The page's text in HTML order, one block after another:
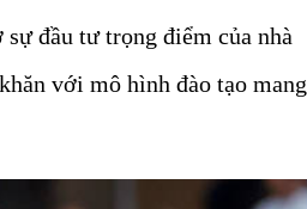
sự đầu tư trọng điểm của nhà
với mô hình đào tạo mang